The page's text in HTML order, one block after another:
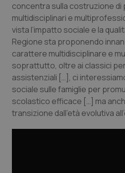
concentra sulla costruzione di
multidisciplinari e
vista l’impatto sociale e la
Regione sta proponendo
carattere multidisciplinare e
soprattutto, oltre ai classici
assistenziali […], ci
sociale sulle famiglie per
scolastico efficace […] ma
transizione dall’età evolutiva
CookieScriptConsent